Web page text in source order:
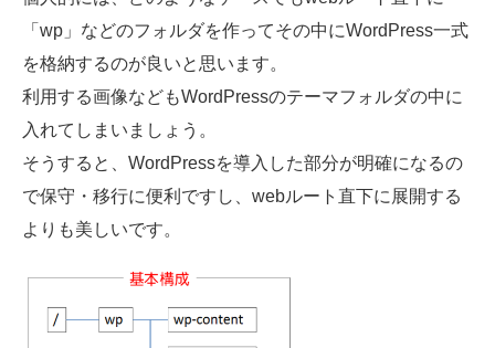
「wp」などのフォルダを作ってその中にWordPress一式
を格納するのが良いと思います。
利用する画像などもWordPressのテーマフォルダの中に
入れてしまいましょう。
そうすると、WordPressを導入した部分が明確になるの
で保守・移行に便利ですし、webルート直下に展開する
よりも美しいです。